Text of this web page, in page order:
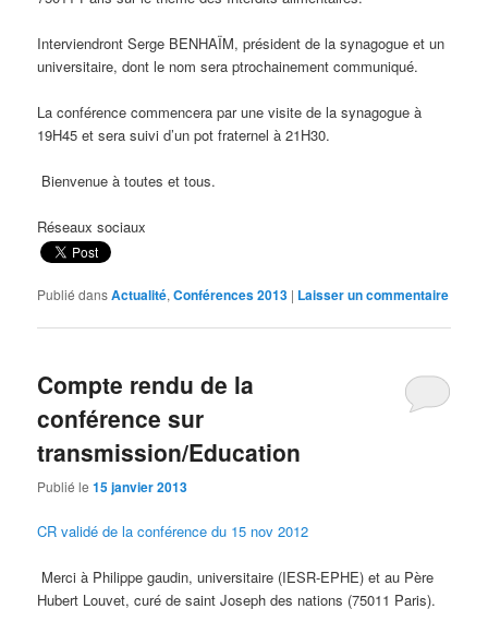
Interviendront Serge BENHAÏM, président de la synagogue et un
universitaire, dont le nom sera ptrochainement communiqué.
La conférence commencera par une visite de la synagogue à
19H45 et sera suivi d’un pot fraternel à 21H30.
Bienvenue à toutes et tous.
Réseaux sociaux
Publié dansActualité,Conférences 2013 | Laisser un commentaire
Compte rendu de la
conférence sur
transmission/Education
Publié le15 janvier 2013
CR validé de la conférence du 15 nov 2012
Merci à Philippe gaudin, universitaire (IESR-EPHE) et au Père
Hubert Louvet, curé de saint Joseph des nations (75011 Paris).